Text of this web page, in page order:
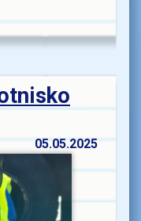
05.05.2025